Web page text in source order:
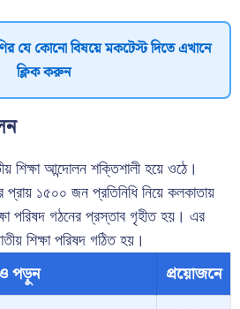
যে কোনো বিষয়ে মকটেস্ট দিতে এখানে
ক্লিক করুন
শিক্ষা আন্দোলন শক্তিশালী হয়ে ওঠে।
প্রায় ১৫০০ জন প্রতিনিধি নিয়ে কলকাতায়
পরিষদ গঠনের প্রস্তাব গৃহীত হয়। এর
শিক্ষা পরিষদ গঠিত হয়।
পড়ুন
প্রয়োজনে